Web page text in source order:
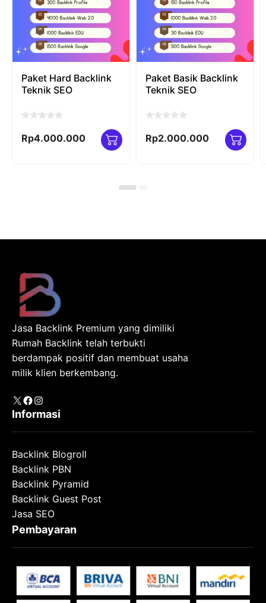
Paket Hard Backlink
Teknik SEO
o
u
Rp4.000.000
Paket Basik Backlink
Teknik SEO
o
u
Rp2.000.000
Jasa Backlink Premium yang dimiliki
Rumah Backlink telah terbukti
berdampak positif dan membuat usaha
milik klien berkembang.
X Facebook
Instagram
Informasi
Backlink Blogroll
Backlink PBN
Backlink Pyramid
Backlink Guest Post
Jasa SEO
Pembayaran